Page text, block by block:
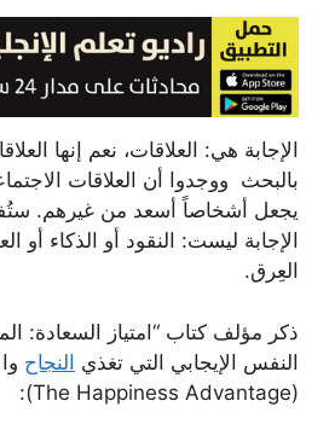
الإجابة هي: العلاقات، نعم إنها
بالبحث ووجدوا أن العلاقات
يجعل أشخاصاً أسعد من غيرهم.
الإجابة ليست: النقود أو الذكاء أو
العِرق.
ذكر مؤلف كتاب “امتياز السعادة:
النفس الإيجابي التي تغذي النجاح
(The Happiness Advantage):